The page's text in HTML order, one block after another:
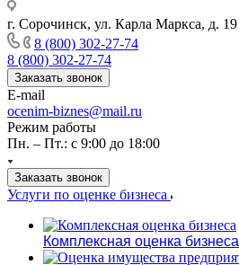
г. Сорочинск, ул. Карла Маркса, д. 19
8 (800) 302-27-74
8 (800) 302-27-74
Заказать звонок
E-mail
ocenim-biznes@mail.ru
Режим работы
Пн. – Пт.: с 9:00 до 18:00
Заказать звонок
Услуги по оценке бизнеса
Комплексная оценка бизнеса